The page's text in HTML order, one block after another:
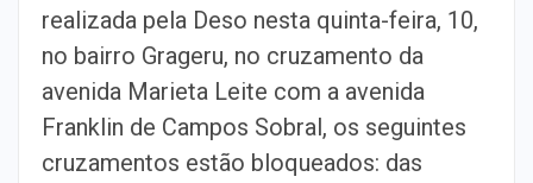
realizada pela Deso nesta quinta-feira, 10,
no bairro Grageru, no cruzamento da
avenida Marieta Leite com a avenida
Franklin de Campos Sobral, os seguintes
cruzamentos estão bloqueados: das